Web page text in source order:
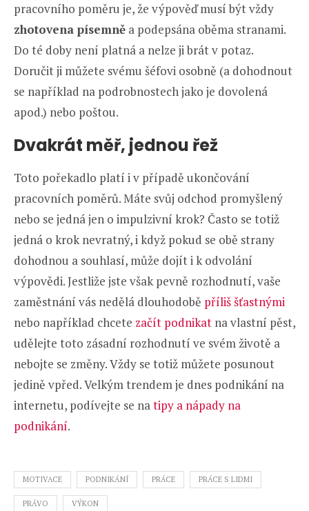
pracovního poměru je, že výpověď musí být vždy
zhotovena písemně a podepsána oběma stranami.
Do té doby není platná a nelze ji brát v potaz.
Doručit ji můžete svému šéfovi osobně (a dohodnout
se například na podrobnostech jako je dovolená
apod.) nebo poštou.
Dvakrát měř, jednou řež
Toto pořekadlo platí i v případě ukončování
pracovních poměrů. Máte svůj odchod promyšlený
nebo se jedná jen o impulzivní krok? Často se totiž
jedná o krok nevratný, i když pokud se obě strany
dohodnou a souhlasí, může dojít i k odvolání
výpovědi. Jestliže jste však pevně rozhodnutí, vaše
zaměstnání vás nedělá dlouhodobě příliš šťastnými
nebo například chcete začít podnikat na vlastní pěst,
udělejte toto zásadní rozhodnutí ve svém životě a
nebojte se změny. Vždy se totiž můžete posunout
jedině vpřed. Velkým trendem je dnes podnikání na
internetu, podívejte se natipy a nápady na
podnikání.
MOTIVACE PODNIKÁNÍ PRÁCE PRÁCE S LIDMI
PRÁVO VÝKON